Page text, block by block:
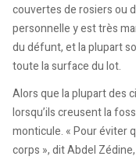
couvertes de rosiers ou
personnelle y est très
du défunt, et la plupart
toute la surface du lot.
Alors que la plupart des
lorsqu’ils creusent la
monticule. « Pour éviter
corps », dit Abdel